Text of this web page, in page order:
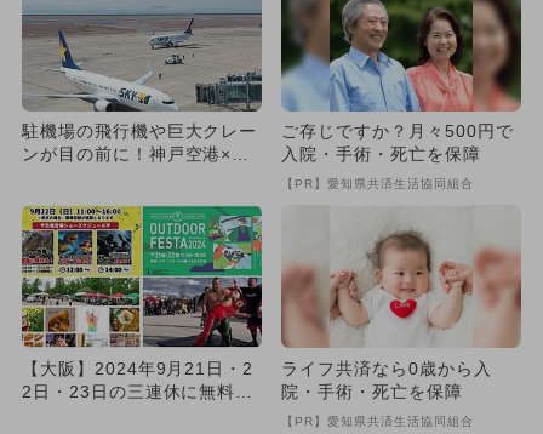
駐機場の飛行機や巨大クレー
ンが目の前に！神戸空港×港
催
ご存じですか？月々500円で
入院・手術・死亡を保障
【PR】愛知県共済生活協同組合
【大阪】2024年9月21日・2
2日・23日の三連休に無料で
ライフ共済なら0歳から入
院・手術・死亡を保障
【PR】愛知県共済生活協同組合